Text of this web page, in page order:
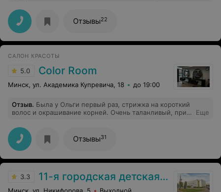
Были проблемы с кожей и она помогла мне от них
избавиться. Лицо значительно лучше стало выглядеть.
Спасибо большое. Буду приходить еще!
Отзывы22
САЛОН КРАСОТЫ
5.0 Color Room
Минск, ул. Академика Купревича, 18 до 19:00
Отзыв. Была у Ольги первый раз, стрижка на короткий
волос и окрашивание корней. Очень таланливый, при
рекомендую.
Еще
Отзывы31
3.3 11-я городская детская поликлиника